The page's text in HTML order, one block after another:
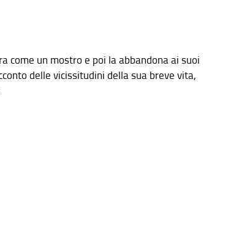
come un mostro e poi la abbandona ai suoi
delle vicissitudini della sua breve vita,